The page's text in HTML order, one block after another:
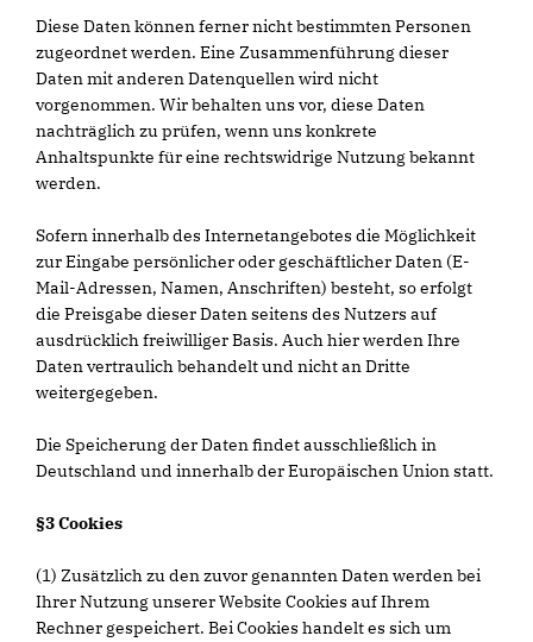
Diese Daten können ferner nicht bestimmten Personen
zugeordnet werden. Eine Zusammenführung dieser
Daten mit anderen Datenquellen wird nicht
vorgenommen. Wir behalten uns vor, diese Daten
nachträglich zu prüfen, wenn uns konkrete
Anhaltspunkte für eine rechtswidrige Nutzung bekannt
werden.
Sofern innerhalb des Internetangebotes die Möglichkeit
zur Eingabe persönlicher oder geschäftlicher Daten (E-
Mail-Adressen, Namen, Anschriften) besteht, so erfolgt
die Preisgabe dieser Daten seitens des Nutzers auf
ausdrücklich freiwilliger Basis. Auch hier werden Ihre
Daten vertraulich behandelt und nicht an Dritte
weitergegeben.
Die Speicherung der Daten findet ausschließlich in
Deutschland und innerhalb der Europäischen Union statt.
§3 Cookies
(1) Zusätzlich zu den zuvor genannten Daten werden bei
Ihrer Nutzung unserer Website Cookies auf Ihrem
Rechner gespeichert. Bei Cookies handelt es sich um